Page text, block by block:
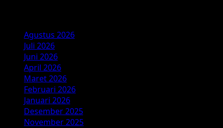
Agustus 2026
Juli 2026
Juni 2026
April 2026
Maret 2026
Februari 2026
Januari 2026
Desember 2025
November 2025